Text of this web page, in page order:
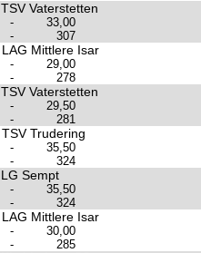
TSV Vaterstetten
-
33,00
- 307
LAG Mittlere Isar
-
29,00
- 278
TSV Vaterstetten
-
29,50
- 281
TSV Trudering
-
35,50
- 324
LG Sempt
-
35,50
- 324
LAG Mittlere Isar
-
30,00
- 285